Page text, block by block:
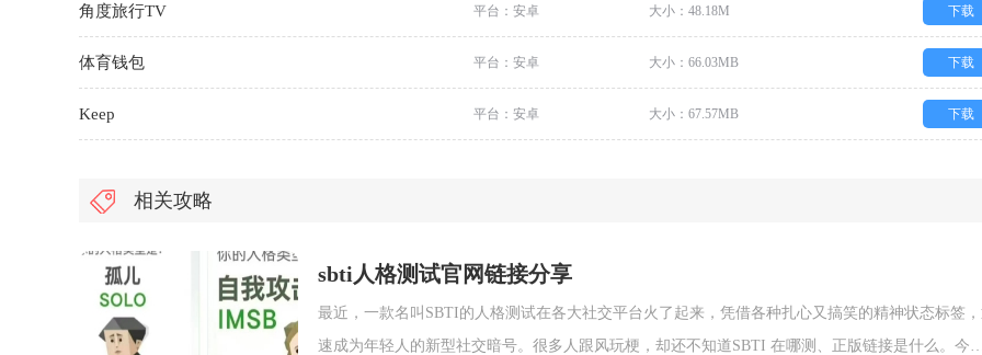
角度旅行TV 平台：安卓 大小：48.18M 下载
体育钱包 平台：安卓 大小：66.03MB 下载
Keep 平台：安卓 大小：67.57MB 下载
相关攻略
sbti人格测试官网链接分享
最近，一款名叫SBTI的人格测试在各大社交平台火了起来，凭借各种扎心又搞笑的精神状态标签
速成为年轻人的新型社交暗号。很多人跟风玩梗，却还不知道SBTI 在哪测、正版链接是什么。今天